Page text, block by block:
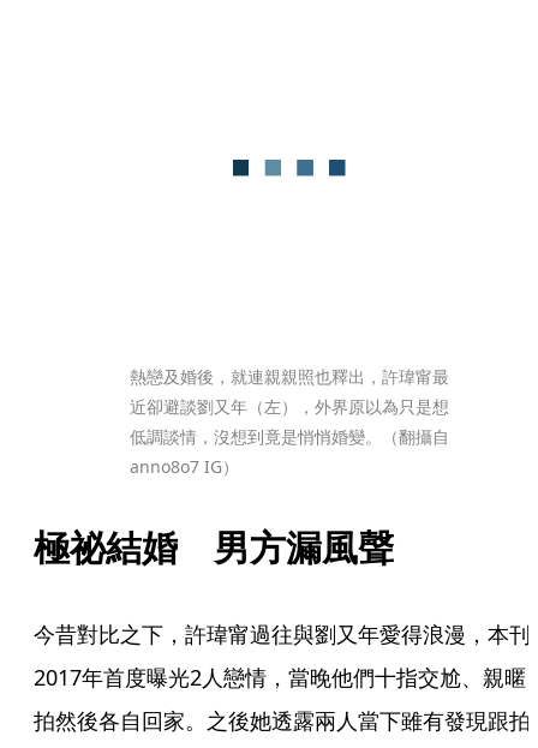
熱戀及婚後，就連親親照也釋出，許瑋甯最
近卻避談劉又年（左），外界原以為只是想
低調談情，沒想到竟是悄悄婚變。（翻攝自
anno8o7 IG）
極祕結婚　男方漏風聲
今昔對比之下，許瑋甯過往與劉又年愛得浪漫，本刊
2017年首度曝光2人戀情，當晚他們十指交尬、親暱
拍然後各自回家。之後她透露兩人當下雖有發現跟拍